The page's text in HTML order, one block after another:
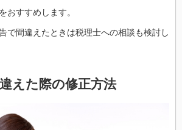
おすすめします。
で間違えたときは税理士への相談も検討し
えた際の修正方法